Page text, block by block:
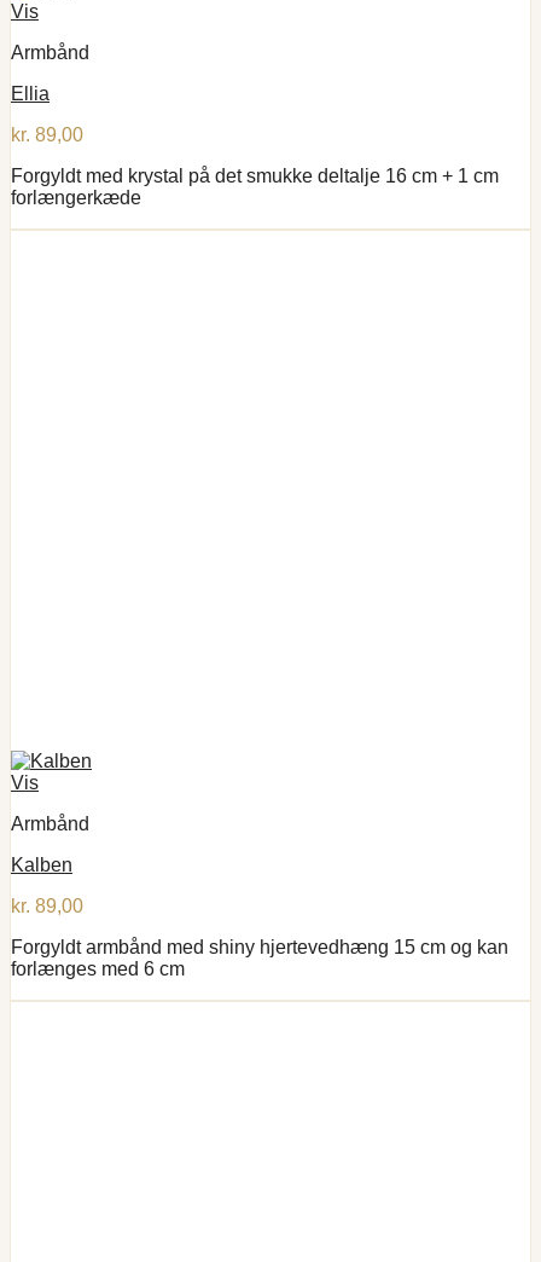
Vis
Armbånd
Ellia
kr. 89,00
Forgyldt med krystal på det smukke deltalje 16 cm + 1 cm
forlængerkæde
Vis
Armbånd
Kalben
kr. 89,00
Forgyldt armbånd med shiny hjertevedhæng 15 cm og kan
forlænges med 6 cm